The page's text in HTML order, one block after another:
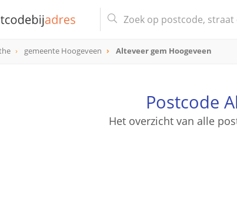
gemeente Hoogeveen Alteveer gem Hoogeveen
Postcode
Het overzicht van alle